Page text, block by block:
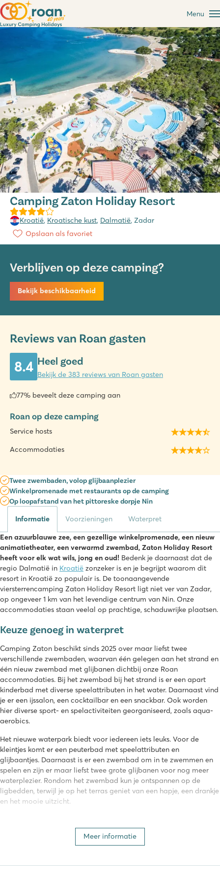
Menu
Camping Zaton Holiday Resort
Kroatië, Kroatische kust, Dalmatië, Zadar
Opslaan als favoriet
Verblijven op deze camping?
Bekijk beschikbaarheid
Reviews van Roan gasten
8.4 Heel goed
Bekijk de 383 reviews van Roan gasten
77% beveelt deze camping aan
Roan op deze camping
Service hosts
Accommodaties
Twee zwembaden, volop glijbaanplezier
Winkelpromenade met restaurants op de camping
Op loopafstand van het pittoreske dorpje Nin
Informatie Voorzieningen Waterpret
Een azuurblauwe zee, een gezellige winkelpromenade, een nieuw
animatietheater, een verwarmd zwembad, Zaton Holiday Resort
heeft voor elk wat wils, jong en oud! Bedenk je daarnaast dat de
regio Dalmatië in Kroatië zonzeker is en je begrijpt waarom dit
resort in Kroatië zo populair is. De toonaangevende
viersterrencamping Zaton Holiday Resort ligt niet ver van Zadar,
op ongeveer 1 km van het levendige centrum van Nin. Onze
accommodaties staan veelal op prachtige, schaduwrijke plaatsen.
Keuze genoeg in waterpret
Camping Zaton beschikt sinds 2025 over maar liefst twee
verschillende zwembaden, waarvan één gelegen aan het strand en
één nieuw zwembad met glijbanen dichtbij onze Roan
accommodaties. Bij het zwembad bij het strand is er een apart
kinderbad met diverse speelattributen in het water. Daarnaast vind
je er een ijssalon, een cocktailbar en een snackbar. Ook worden
hier diverse sport- en spelactiviteiten georganiseerd, zoals aqua-
aerobics.
Het nieuwe waterpark biedt voor iedereen iets leuks. Voor de
kleintjes komt er een peuterbad met speelattributen en
glijbaantjes. Daarnaast is er een zwembad om in te zwemmen en
spelen en zijn er maar liefst twee grote glijbanen voor nog meer
waterplezier. Rondom het zwembad kun je ontspannen op de
ligbedden, terwijl je op het terras geniet van een hapje, een drankje
en het mooie uitzicht.
onderhouden zandstrand. Het strand loopt geleidelijk af in zee en
Meer informatie